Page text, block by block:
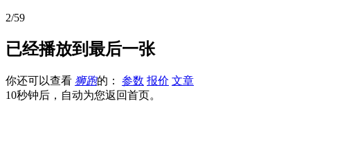
3/59
已经播放到最后一张
你还可以查看 狮跑的： 参数 报价 文章
10秒钟后，自动为您返回首页。